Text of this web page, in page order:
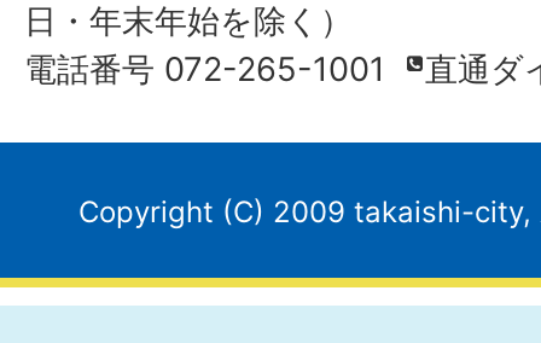
日・年末年始を除く）
電話番号 072-265-1001
直通ダ
Copyright (C) 2009 takaishi-city,